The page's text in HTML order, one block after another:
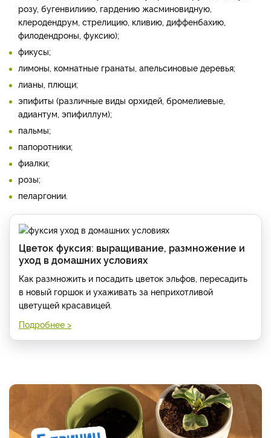
розу, бугенвилиию, гардению жасминовидную,
клеродендрум, стрелицию, кливию, диффенбахию,
филодендроны, фуксию);
фикусы;
лимоны, комнатные гранаты, апельсиновые деревья;
лианы, плющи;
эпифиты (различные виды орхидей, бромелиевые,
адиантум, эпифиллум);
пальмы;
папоротники;
фиалки;
розы;
пеларгонии.
Цветок фуксия: выращивание, размножение и
уход в домашних условиях
Как размножить и посадить цветок эльфов, пересадить
в новый горшок и ухаживать за неприхотливой
цветущей красавицей.
Подробнее >